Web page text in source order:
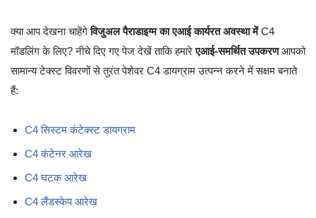
क्या आप देखना चाहेंगेविजुअल पैराडाइग्म का एआई कार्यरत अवस्था मेंC4
मॉडलिंग के लिए? नीचे दिए गए पेज देखें ताकि हमारेएआई-समर्थित उपकरणआपको
सामान्य टेक्स्ट विवरणों से तुरंत पेशेवर C4 डायग्राम उत्पन्न करने में सक्षम बनाते
हैं:
C4 सिस्टम कंटेक्स्ट डायग्राम
C4 कंटेनर आरेख
C4 घटक आरेख
C4 लैंडस्केप आरेख